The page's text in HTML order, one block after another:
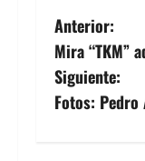
N
a
v
Anterior:
Mira “TKM”
Siguiente:
Fotos: Pedro